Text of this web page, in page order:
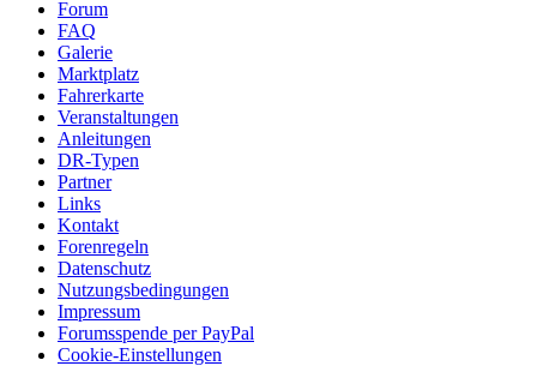
Forum
FAQ
Galerie
Marktplatz
Fahrerkarte
Veranstaltungen
Anleitungen
DR-Typen
Partner
Links
Kontakt
Forenregeln
Datenschutz
Nutzungsbedingungen
Impressum
Forumsspende per PayPal
Cookie-Einstellungen